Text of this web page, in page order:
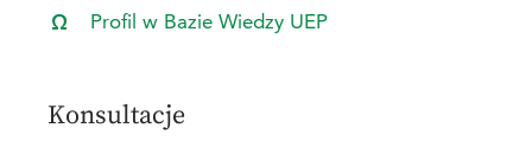
Profil w Bazie Wiedzy UEP
Konsultacje